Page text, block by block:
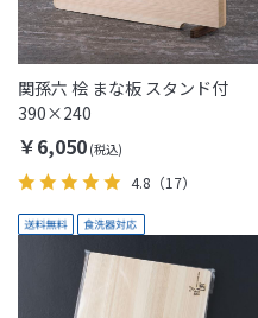
関孫六 桧 まな板 スタンド付
390×240
￥6,050
4.8 （17）